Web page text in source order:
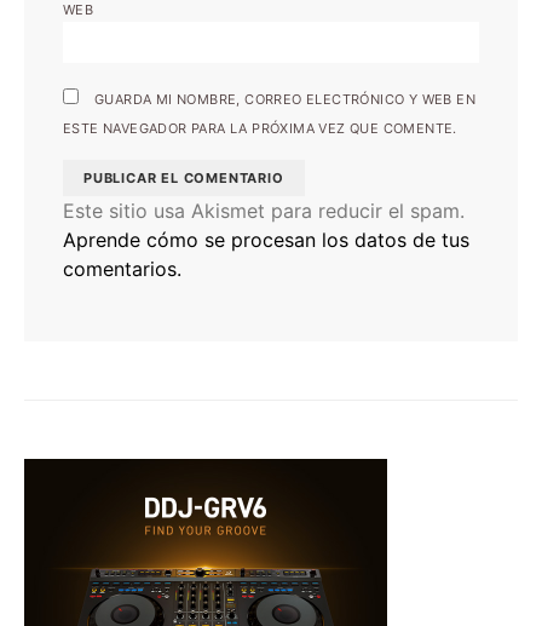
WEB
GUARDA MI NOMBRE, CORREO ELECTRÓNICO Y WEB EN
ESTE NAVEGADOR PARA LA PRÓXIMA VEZ QUE COMENTE.
Este sitio usa Akismet para reducir el spam.
Aprende cómo se procesan los datos de tus
comentarios.